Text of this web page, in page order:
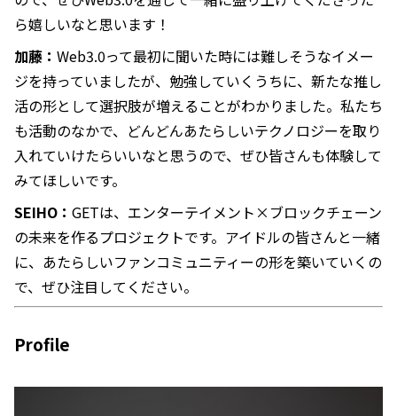
ら嬉しいなと思います！
加藤： Web3.0って最初に聞いた時には難しそうなイメー
ジを持っていましたが、勉強していくうちに、新たな推し
活の形として選択肢が増えることがわかりました。私たち
も活動のなかで、どんどんあたらしいテクノロジーを取り
入れていけたらいいなと思うので、ぜひ皆さんも体験して
みてほしいです。
SEIHO： GETは、エンターテイメント×ブロックチェーン
の未来を作るプロジェクトです。アイドルの皆さんと一緒
に、あたらしいファンコミュニティーの形を築いていくの
で、ぜひ注目してください。
Profile